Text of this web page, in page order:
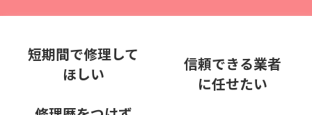
短期間で修理して
ほしい
信頼できる業者
に任せたい